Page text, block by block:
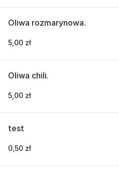
Oliwa rozmarynowa.
5,00 zł
Oliwa chili.
5,00 zł
test
0,50 zł